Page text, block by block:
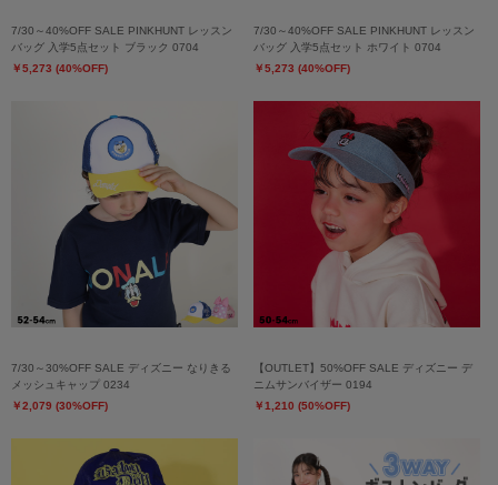
7/30～40%OFF SALE PINKHUNT レッスン
バッグ 入学5点セット ブラック 0704
￥5,273 (40%OFF)
7/30～40%OFF SALE PINKHUNT レッスン
バッグ 入学5点セット ホワイト 0704
￥5,273 (40%OFF)
7/30～30%OFF SALE ディズニー なりきる
メッシュキャップ 0234
￥2,079 (30%OFF)
【OUTLET】50%OFF SALE ディズニー デ
ニムサンバイザー 0194
￥1,210 (50%OFF)